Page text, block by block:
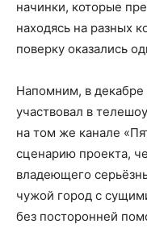
начинки, которые
находясь на разных
поверку оказались
Напомним, в декабре
участвовал в
на том же канале
сценарию проекта,
владеющего
чужой город с
без посторонней